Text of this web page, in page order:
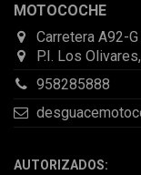
MOTOCOCHE
Carretera A92-
P.I. Los
958285888
AUTORIZADOS: